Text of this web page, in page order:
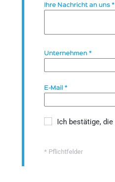
Ihre Nachricht an uns*
Unternehmen*
E-Mail*
Ich bestätige, die
* Pflichtfelder